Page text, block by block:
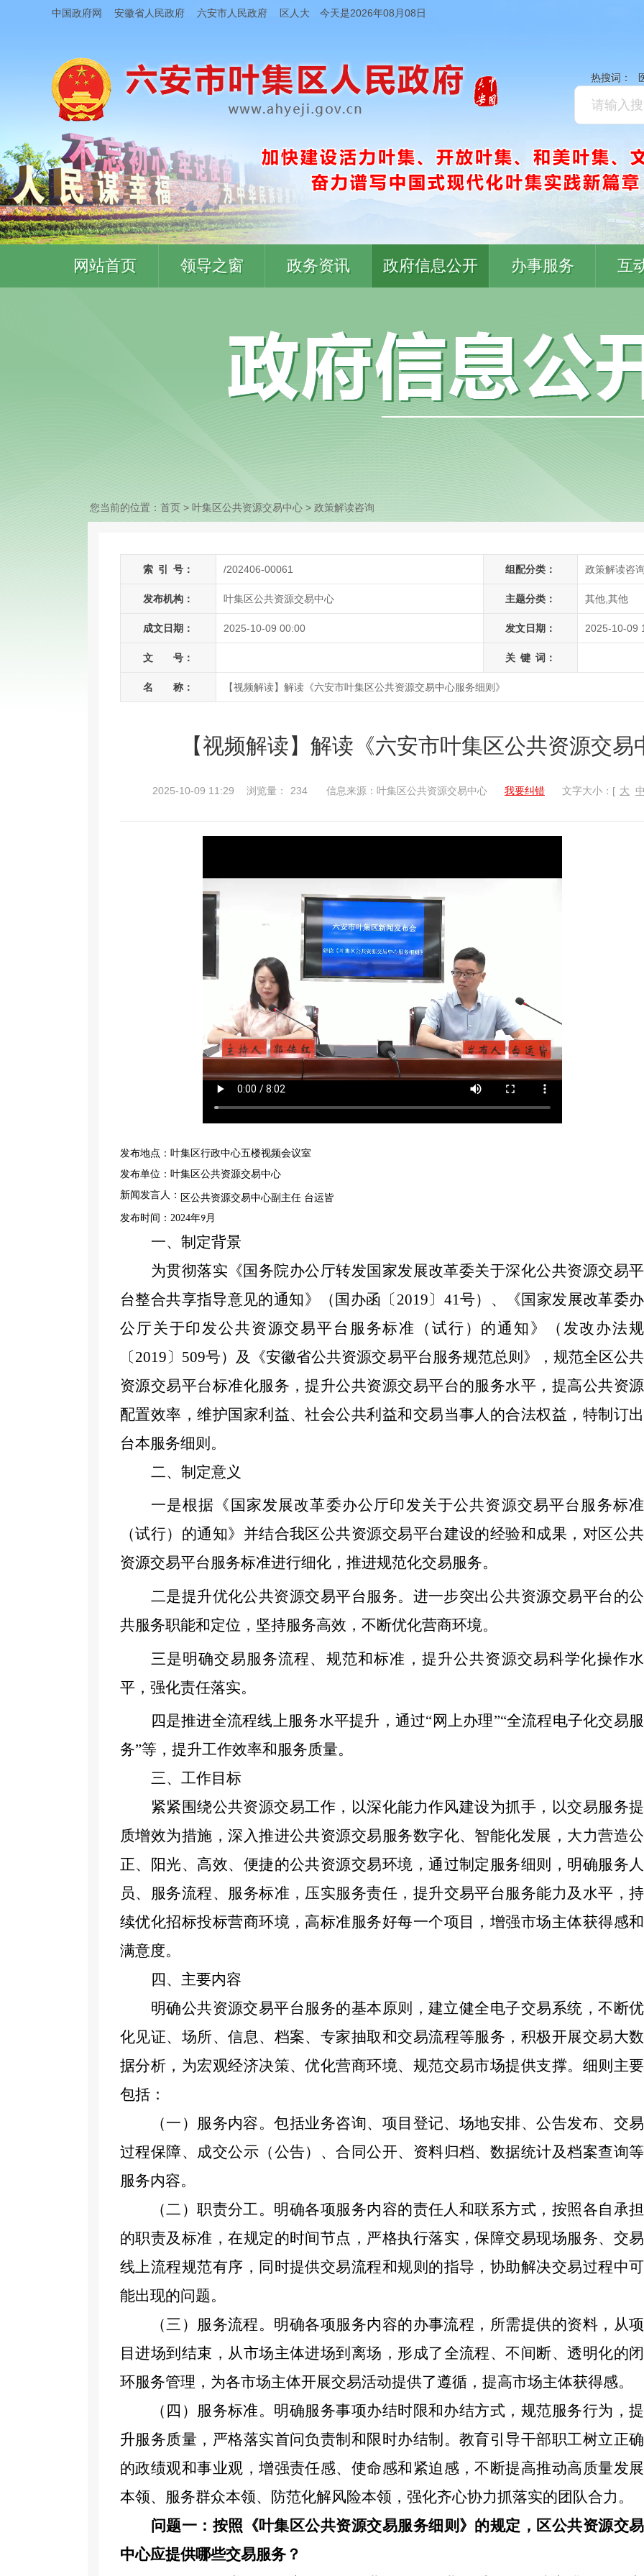
中国政府网 安徽省人民政府 六安市人民政府 区人大 今天是2026年08月08日
热搜词：
网站首页 领导之窗 政务资讯 政府信息公开 办事服务 互
您当前的位置： 首页> 叶集区公共资源交易中心 > 政策解读咨询
索 引 号： /202406-00061 组配分类： 政策解读咨
发布机构： 叶集区公共资源交易中心 主题分类： 其他,其他
成文日期： 2025-10-09 00:00 发文日期： 2025-10-09
文 号： 关 键 词：
名 称： 【视频解读】解读《六安市叶集区公共资源交易中心服务细则》
【视频解读】解读《六安市叶集区公共资源交
2025-10-09 11:29 浏览量： 234 信息来源：叶集区公共资源交易中心 我要纠错 文字大小：[ 大
发布地点：叶集区行政中心五楼视频会议室
发布单位：叶集区公共资源交易中心
新闻发言人： 区公共资源交易中心副主任 台运皆
发布时间： 2024年9 月
一、制定背景
为贯彻落实《国务院办公厅转发国家发展改革委关于深化公共资源交易平
台整合共享指导意见的通知》
（ 国办函〔2019〕41号） 、《国家发展改革委办
公厅关于印发公共资源交易平台服务标准（试行）的通知》（发改办法规
〔2019〕509号）及
《安徽省公共资源交易平台服务规范总则》 ，规范全区公共
资源交易平台标准化服务，提升公共资源交易平台的服务水平，提高公共资源
配置效率，维护国家利益、社会公共利益和交易当事人的合法权益，特制订出
台本服务细则。
二、制定意义
一是根据《国家发展改革委办公厅印发关于公共资源交易平台服务标准
（试行）的通知》并结合我区公共资源交易平台建设的经验和成果，对区公共
资源交易平台服务标准进行细化，推进规范化交易服务。
二是提升优化公共资源交易平台服务。进一步突出公共资源交易平台的公
共服务职能和定位，坚持服务高效，不断优化营商环境。
三是明确交易服务流程、 规范和标准 ，提升公共资源交易科学化操作水
平，强化责任落实。
四是推进全流程线上服务水平提升，通过“网上办理”“全流程电子化交易服
务”等，提升工作效率和服务质量。
三、工作目标
紧紧围绕公共资源交易工作，以深化能力作风建设为抓手，以交易服务提
质增效为措施，深入推进公共资源交易服务数字化、智能化发展，大力营造公
正、阳光、高效、便捷的公共资源交易环境，通过制定服务细则，明确服务人
员、服务流程、服务标准，压实服务责任，提升交易平台服务能力及水平，持
续优化招标投标营商环境，高标准服务好每一个项目 ， 增强市场主体获得感和
满意度。
四、主要内容
明确公共资源交易平台服务的基本原则，建立健全电子交易系统，不断优
化见证、场所、信息、档案、专家抽取和交易流程等服务，积极开展交易大数
据分析，为宏观经济决策、优化营商环境、规范交易市场提供支撑。 细则主要
包括：
（一）服务内容。包括业务咨询、项目登记、场地安排、公告发布、交易
过程保障、成交公示（公告）、合同公开、资料归档、数据统计及档案查询等
服务内容。
（二）职责分工。明确各项服务内容的责任人和联系方式， 按照各自承担
的职责及标准，在规定的时间节点，严格执行落实，保障交易现场服务、交易
线上流程规范有序 ， 同时提供交易流程和规则的指导，协助解决交易过程中可
能出现的问题。
（三）服务流程。明确各项服务内容的办事流程， 所需提供的资料， 从项
目进场到结束，从市场主体进场到离场，形成了全流程、不间断、透明化的闭
环服务管理，为各市场主体开展交易活动提供了遵循， 提高市场主体获得感。
（四）服务标准。明确服务事项办结时限和办结方式 ， 规范服务行为，提
升服务质量， 严格落实首问负责制和限时办结制 。教育引导干部职工树立正确
的政绩观和事业观，增强责任感、使命感和紧迫感，不断提高推动高质量发展
本领、服务群众本领、防范化解风险本领，强化齐心协力抓落实的团队合力。
问题一： 按照《叶集区公共资源交易服务细则 》的规定， 区公共资源交易
中心应提供哪些交易服务？